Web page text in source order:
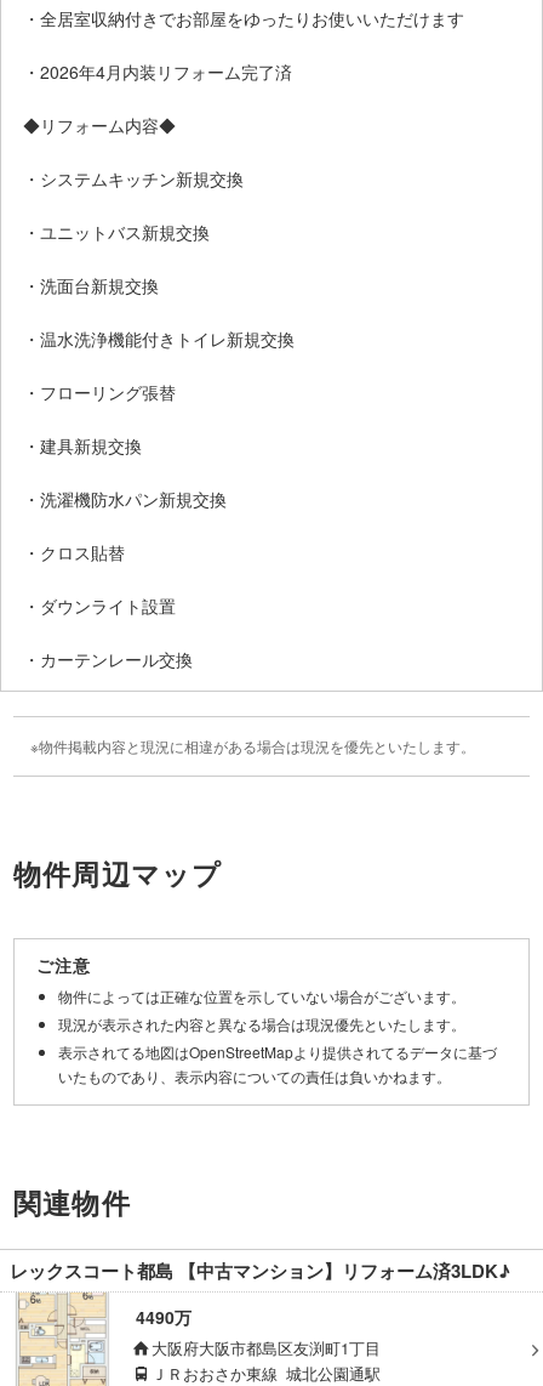
・全居室収納付きでお部屋をゆったりお使いいただけます
・2026年4月内装リフォーム完了済
◆リフォーム内容◆
・システムキッチン新規交換
・ユニットバス新規交換
・洗面台新規交換
・温水洗浄機能付きトイレ新規交換
・フローリング張替
・建具新規交換
・洗濯機防水パン新規交換
・クロス貼替
・ダウンライト設置
・カーテンレール交換
物件掲載内容と現況に相違がある場合は現況を優先といたします。
物件周辺マップ
−
ご注意
物件によっては正確な位置を示していない場合がございます。
現況が表示された内容と異なる場合は現況優先といたします。
表示されてる地図はOpenStreetMapより提供されてるデータに基づ
いたものであり、表示内容についての責任は負いかねます。
関連物件
レックスコート都島 【中古マンション】リフォーム済3LDK♪
4490万
大阪府大阪市都島区友渕町1丁目
ＪＲおおさか東線 城北公園通駅